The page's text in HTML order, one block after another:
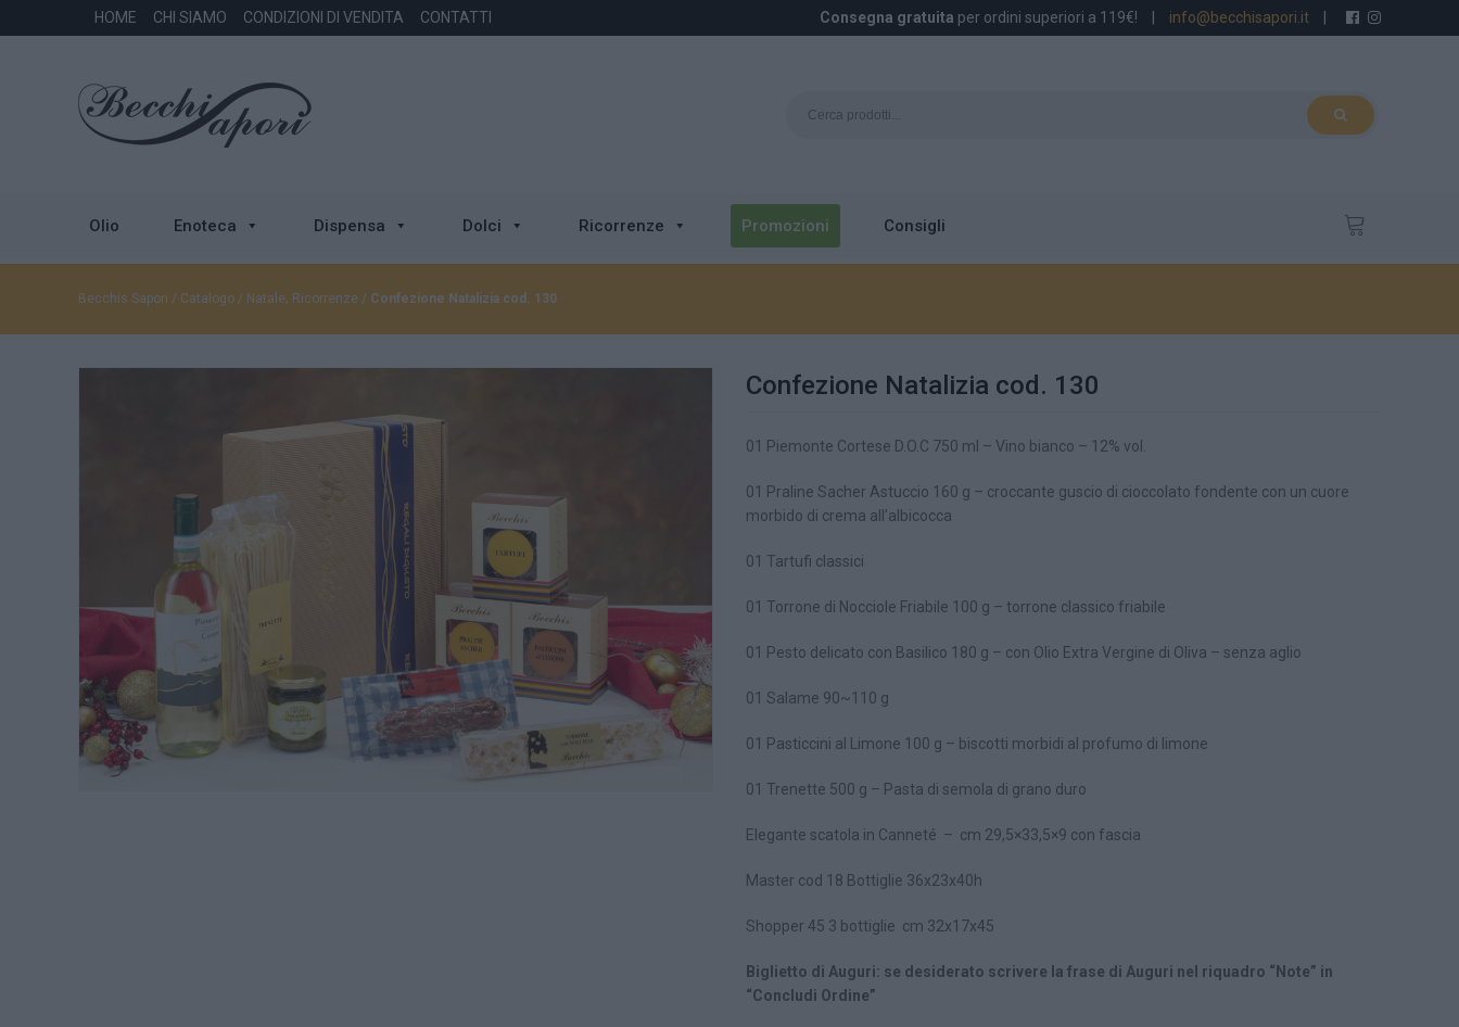
HOME CHI SIAMO CONDIZIONI DI VENDITA CONTATTI Consegna gratuita per ordini superiori a 119€! info@becchisapori.it
Olio Enoteca Dispensa Dolci Ricorrenze Promozioni Consigli
Becchis Sapori / Catalogo / Natale, Ricorrenze / Confezione Natalizia cod. 130
Confezione Natalizia cod. 130
01 Piemonte Cortese D.O.C 750 ml – Vino bianco – 12% vol.
01 Praline Sacher Astuccio 160 g – croccante guscio di cioccolato fondente con un cuore
morbido di crema all’albicocca
01 Tartufi classici
01 Torrone di Nocciole Friabile 100 g – torrone classico friabile
01 Pesto delicato con Basilico 180 g – con Olio Extra Vergine di Oliva – senza aglio
01 Salame 90~110 g
01 Pasticcini al Limone 100 g – biscotti morbidi al profumo di limone
01 Trenette 500 g – Pasta di semola di grano duro
Elegante scatola in Canneté – cm 29,5×33,5×9 con fascia
Master cod 18 Bottiglie 36x23x40h
Shopper 45 3 bottiglie cm 32x17x45
Biglietto di Auguri: se desiderato scrivere la frase di Auguri nel riquadro “Note” in
“Concludi Ordine”